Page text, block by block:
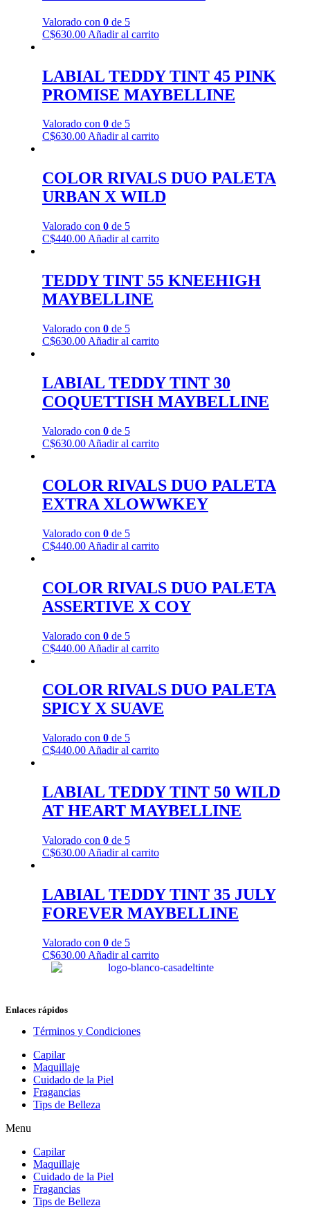
Valorado con 0de 5
C$630.00 Añadir al carrito
LABIAL TEDDY TINT 45 PINK
PROMISE MAYBELLINE
Valorado con 0de 5
C$630.00Añadir al carrito
COLOR RIVALS DUO PALETA
URBAN X WILD
Valorado con 0de 5
C$440.00 Añadir al carrito
TEDDY TINT 55 KNEEHIGH
MAYBELLINE
Valorado con 0de 5
C$630.00 Añadir al carrito
LABIAL TEDDY TINT 30
COQUETTISH MAYBELLINE
Valorado con 0de 5
C$630.00 Añadir al carrito
COLOR RIVALS DUO PALETA
EXTRA XLOWWKEY
Valorado con 0de 5
C$440.00 Añadir al carrito
COLOR RIVALS DUO PALETA
ASSERTIVE X COY
Valorado con 0de 5
C$440.00 Añadir al carrito
COLOR RIVALS DUO PALETA
SPICY X SUAVE
Valorado con 0de 5
C$440.00 Añadir al carrito
LABIAL TEDDY TINT 50 WILD
AT HEART MAYBELLINE
Valorado con 0de 5
C$630.00 Añadir al carrito
LABIAL TEDDY TINT 35 JULY
FOREVER MAYBELLINE
Valorado con 0de 5
C$630.00 Añadir al carrito
Enlaces rápidos
Términos y Condiciones
Capilar
Maquillaje
Cuidado de la Piel
Fragancias
Tips de Belleza
Menu
Capilar
Maquillaje
Cuidado de la Piel
Fragancias
Tips de Belleza